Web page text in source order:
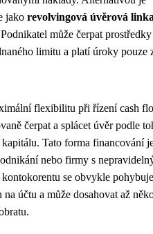
jako revolvingová úvěrová
může čerpat
limitu a platí úroky pouze
flexibilitu při řízení cash
čerpat a splácet úvěr podle
Tato forma financování
nebo firmy s
se obvykle
účtu a může dosahovat až